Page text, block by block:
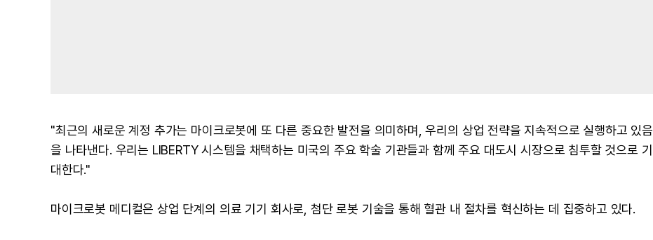
"최근의 새로운 계정 추가는 마이크로봇에 또 다른 중요한 발전을 의미하며, 우리의 상업 전략을 지속적으로 실행하고 있음
을 나타낸다. 우리는 LIBERTY 시스템을 채택하는 미국의 주요 학술 기관들과 함께 주요 대도시 시장으로 침투할 것으로 기
대한다."
마이크로봇 메디컬은 상업 단계의 의료 기기 회사로, 첨단 로봇 기술을 통해 혈관 내 절차를 혁신하는 데 집중하고 있다.